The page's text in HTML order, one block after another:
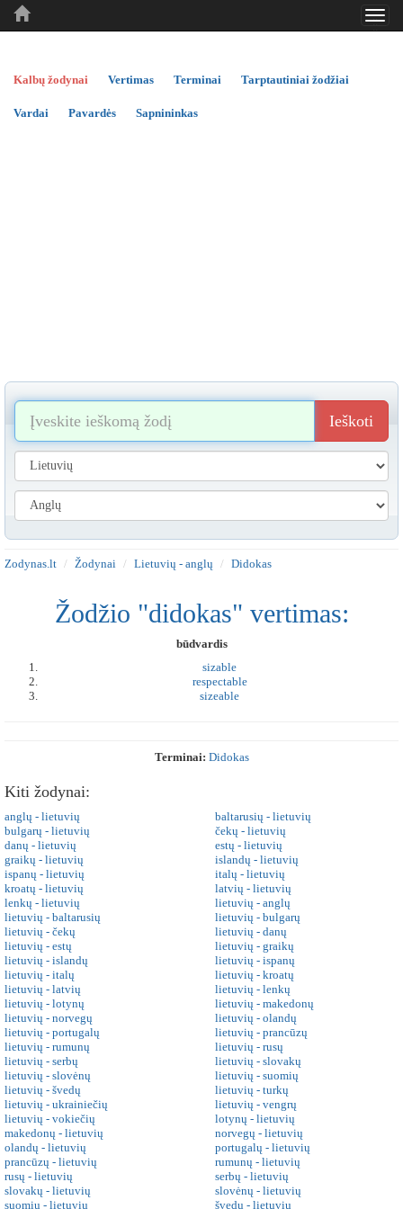
..
..
Kalbų žodynai Vertimas Terminai Tarptautiniai žodžiai
Vardai Pavardės Sapnininkas
Ieškoti
Zodynas.lt Žodynai Lietuvių - anglų Didokas
Žodžio "didokas" vertimas:
būdvardis
sizable
respectable
sizeable
Terminai: Didokas
Kiti žodynai:
anglų - lietuvių
baltarusių - lietuvių
bulgarų - lietuvių
čekų - lietuvių
danų - lietuvių
estų - lietuvių
graikų - lietuvių
islandų - lietuvių
ispanų - lietuvių
italų - lietuvių
kroatų - lietuvių
latvių - lietuvių
lenkų - lietuvių
lietuvių - anglų
lietuvių - baltarusių
lietuvių - bulgarų
lietuvių - čekų
lietuvių - danų
lietuvių - estų
lietuvių - graikų
lietuvių - islandų
lietuvių - ispanų
lietuvių - italų
lietuvių - kroatų
lietuvių - latvių
lietuvių - lenkų
lietuvių - lotynų
lietuvių - makedonų
lietuvių - norvegų
lietuvių - olandų
lietuvių - portugalų
lietuvių - prancūzų
lietuvių - rumunų
lietuvių - rusų
lietuvių - serbų
lietuvių - slovakų
lietuvių - slovėnų
lietuvių - suomių
lietuvių - švedų
lietuvių - turkų
lietuvių - ukrainiečių
lietuvių - vengrų
lietuvių - vokiečių
lotynų - lietuvių
makedonų - lietuvių
norvegų - lietuvių
olandų - lietuvių
portugalų - lietuvių
prancūzų - lietuvių
rumunų - lietuvių
rusų - lietuvių
serbų - lietuvių
slovakų - lietuvių
slovėnų - lietuvių
suomių - lietuvių
švedų - lietuvių